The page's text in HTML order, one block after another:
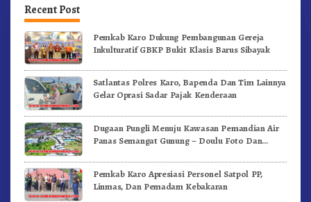
Recent Post
Pemkab Karo Dukung Pembangunan Gereja
Inkulturatif GBKP Bukit Klasis Barus Sibayak
Satlantas Polres Karo, Bapenda Dan Tim Lainnya
Gelar Oprasi Sadar Pajak Kenderaan
Dugaan Pungli Menuju Kawasan Pemandian Air
Panas Semangat Gunung – Doulu Foto Dan
Pemkab Karo Apresiasi Personel Satpol PP,
Linmas, Dan Pemadam Kebakaran